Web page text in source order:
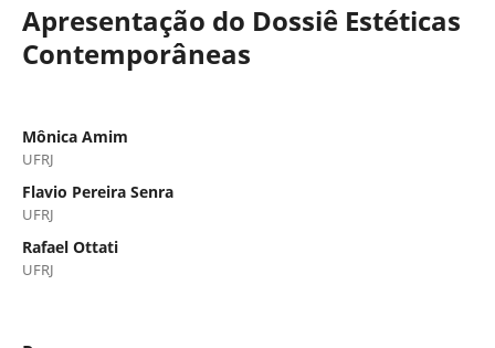
Apresentação do Dossiê Estéticas
Contemporâneas
Mônica Amim
UFRJ
Flavio Pereira Senra
UFRJ
Rafael Ottati
UFRJ